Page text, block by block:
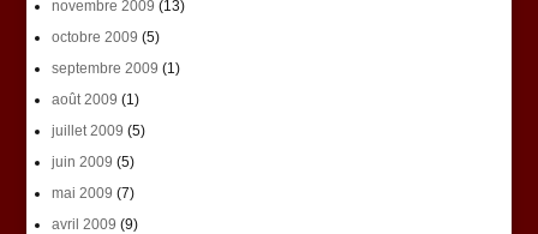
novembre 2009 (13)
octobre 2009 (5)
septembre 2009 (1)
août 2009 (1)
juillet 2009 (5)
juin 2009 (5)
mai 2009 (7)
avril 2009 (9)